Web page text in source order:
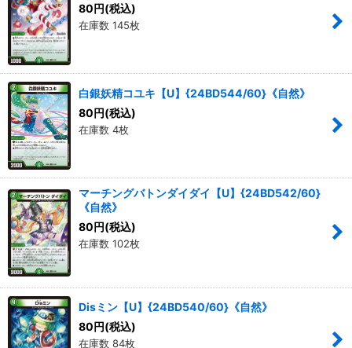
80円(税込)
在庫数 145枚
白銀妖精コユキ【U】{24BD544/60}《自然》
80円(税込)
在庫数 4枚
マーチングバトンダイダイ【U】{24BD542/60}
《自然》
80円(税込)
在庫数 102枚
Disミン【U】{24BD540/60}《自然》
80円(税込)
在庫数 84枚